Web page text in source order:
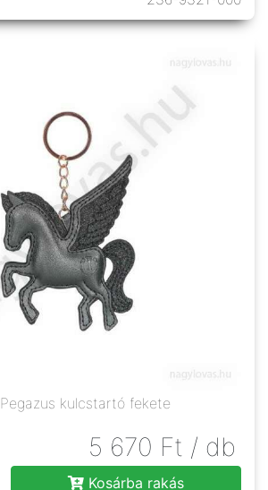
kulcstartó fekete
5 670 Ft / db
Kosárba rakás